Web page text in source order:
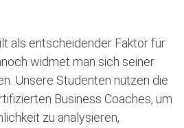
als entscheidender Faktor für
widmet man sich seiner
Unsere Studenten nutzen die
Business Coaches, um
zu analysieren,